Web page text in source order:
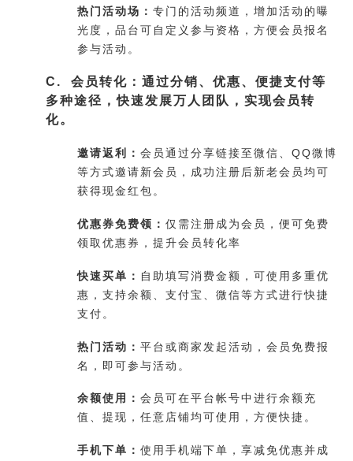
热门活动场： 专门的活动频道，增加活动的曝
光度，品台可自定义参与资格，方便会员报名
参与活动。
C. 会员转化：通过分销、优惠、便捷支付等
多种途径，快速发展万人团队，实现会员转
化。
邀请返利： 会员通过分享链接至微信、QQ微博
等方式邀请新会员，成功注册后新老会员均可
获得现金红包。
优惠券免费领： 仅需注册成为会员，便可免费
领取优惠券，提升会员转化率
快速买单： 自助填写消费金额，可使用多重优
惠，支持余额、支付宝、微信等方式进行快捷
支付。
热门活动： 平台或商家发起活动，会员免费报
名，即可参与活动。
余额使用： 会员可在平台帐号中进行余额充
值、提现，任意店铺均可使用，方便快捷。
手机下单： 使用手机端下单，享减免优惠并成